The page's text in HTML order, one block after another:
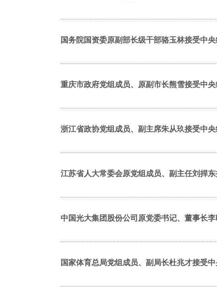
国务院国资委原副部长级干部骆玉林接受中
重庆市政府党组成员、原副市长熊雪接受中
浙江省政协党组成员、副主席朱从玖接受中
江苏省人大常委会原党组成员、副主任刘捍
中国光大集团股份公司原党委书记、董事长
国家体育总局党组成员、副局长杜兆才接受